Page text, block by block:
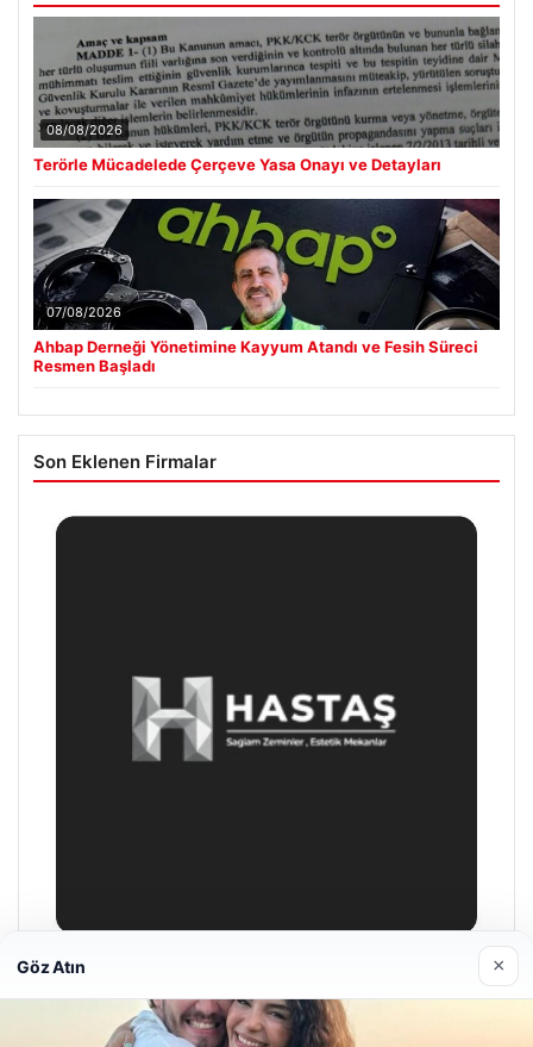
08/08/2026
Terörle Mücadelede Çerçeve Yasa Onayı ve Detayları
07/08/2026
Ahbap Derneği Yönetimine Kayyum Atandı ve Fesih Süreci
Resmen Başladı
Son Eklenen Firmalar
Göz Atın ×